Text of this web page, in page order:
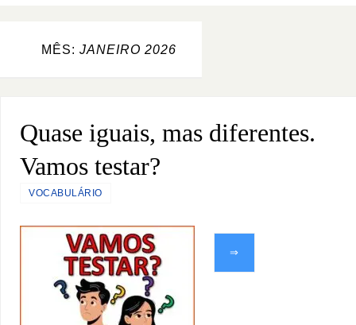
MÊS: JANEIRO 2026
Quase iguais, mas diferentes.
Vamos testar?
VOCABULÁRIO
⇒